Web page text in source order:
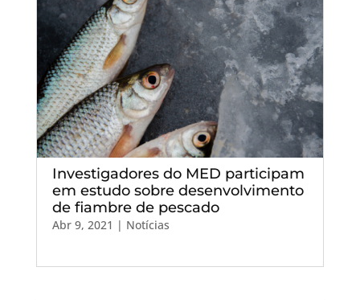
Investigadores do MED participam
em estudo sobre desenvolvimento
de fiambre de pescado
Abr 9, 2021 | Notícias